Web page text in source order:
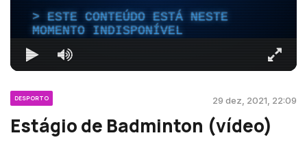
ESTE CONTEÚDO ESTÁ NESTE
MOMENTO INDISPONÍVEL
DESPORTO 29 dez, 2021, 22:09
Estágio de Badminton (vídeo)